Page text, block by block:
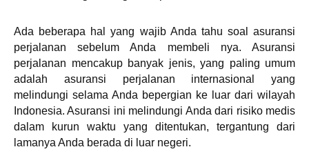
Ada beberapa hal yang wajib Anda tahu soal asuransi
perjalanan sebelum Anda membeli nya. Asuransi
perjalanan mencakup banyak jenis, yang paling umum
adalah asuransi perjalanan internasional yang
melindungi selama Anda bepergian ke luar dari wilayah
Indonesia. Asuransi ini melindungi Anda dari risiko medis
dalam kurun waktu yang ditentukan, tergantung dari
lamanya Anda berada di luar negeri.